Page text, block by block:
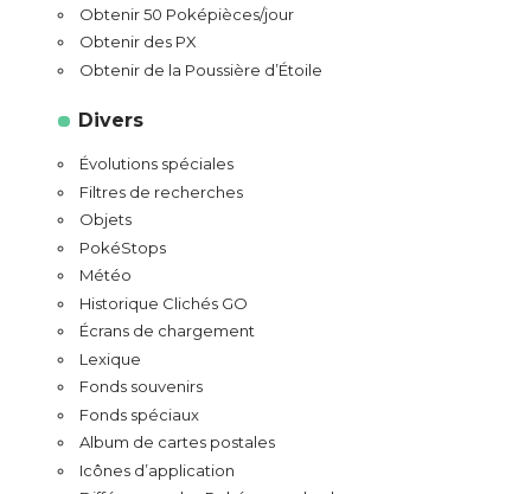
Obtenir 50 Poképièces/jour
Obtenir des PX
Obtenir de la Poussière d’Étoile
Divers
Évolutions spéciales
Filtres de recherches
Objets
PokéStops
Météo
Historique Clichés GO
Écrans de chargement
Lexique
Fonds souvenirs
Fonds spéciaux
Album de cartes postales
Icônes d’application